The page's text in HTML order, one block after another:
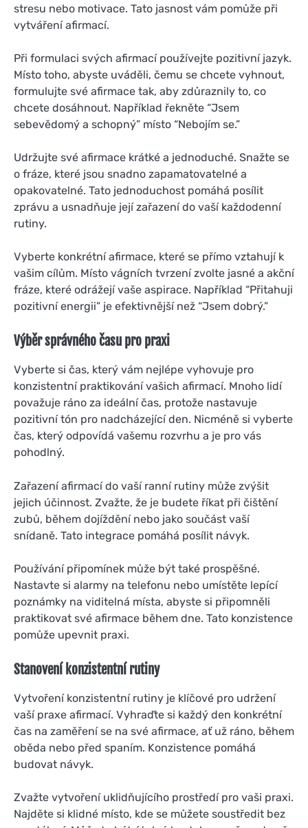
stresu nebo motivace. Tato jasnost vám pomůže při
vytváření afirmací.
Při formulaci svých afirmací používejte pozitivní jazyk.
Místo toho, abyste uváděli, čemu se chcete vyhnout,
formulujte své afirmace tak, aby zdůraznily to, co
chcete dosáhnout. Například řekněte “Jsem
sebevědomý a schopný” místo “Nebojím se.”
Udržujte své afirmace krátké a jednoduché. Snažte se
o fráze, které jsou snadno zapamatovatelné a
opakovatelné. Tato jednoduchost pomáhá posílit
zprávu a usnadňuje její zařazení do vaší každodenní
rutiny.
Vyberte konkrétní afirmace, které se přímo vztahují k
vašim cílům. Místo vágních tvrzení zvolte jasné a akční
fráze, které odrážejí vaše aspirace. Například “Přitahuji
pozitivní energii” je efektivnější než “Jsem dobrý.”
Výběr správného času pro praxi
Vyberte si čas, který vám nejlépe vyhovuje pro
konzistentní praktikování vašich afirmací. Mnoho lidí
považuje ráno za ideální čas, protože nastavuje
pozitivní tón pro nadcházející den. Nicméně si vyberte
čas, který odpovídá vašemu rozvrhu a je pro vás
pohodlný.
Zařazení afirmací do vaší ranní rutiny může zvýšit
jejich účinnost. Zvažte, že je budete říkat při čištění
zubů, během dojíždění nebo jako součást vaší
snídaně. Tato integrace pomáhá posílit návyk.
Používání připomínek může být také prospěšné.
Nastavte si alarmy na telefonu nebo umístěte lepící
poznámky na viditelná místa, abyste si připomněli
praktikovat své afirmace během dne. Tato konzistence
pomůže upevnit praxi.
Stanovení konzistentní rutiny
Vytvoření konzistentní rutiny je klíčové pro udržení
vaší praxe afirmací. Vyhraďte si každý den konkrétní
čas na zaměření se na své afirmace, ať už ráno, během
oběda nebo před spaním. Konzistence pomáhá
budovat návyk.
Zvažte vytvoření uklidňujícího prostředí pro vaši praxi.
Najděte si klidné místo, kde se můžete soustředit bez